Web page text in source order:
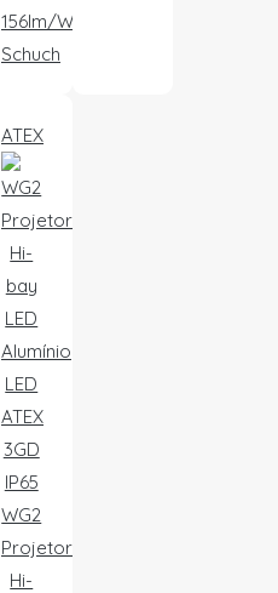
156lm/W
Schuch
ATEX
WG2
Projetor
Hi-